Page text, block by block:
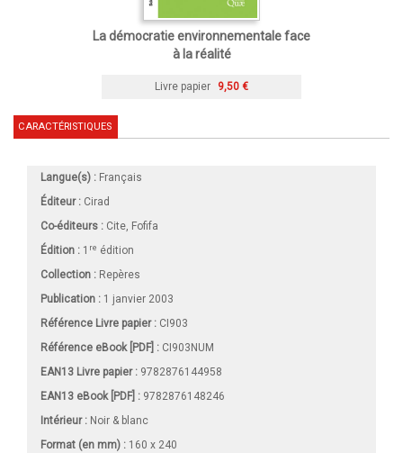
La démocratie environnementale face
à la réalité
Livre papier 9,50 €
CARACTÉRISTIQUES
Langue(s) : Français
Éditeur : Cirad
Co-éditeurs : Cite, Fofifa
Édition : 1 re édition
Collection : Repères
Publication : 1 janvier 2003
Référence Livre papier : CI903
Référence eBook [PDF] : CI903NUM
EAN13 Livre papier : 9782876144958
EAN13 eBook [PDF] : 9782876148246
Intérieur : Noir & blanc
Format (en mm) : 160 x 240